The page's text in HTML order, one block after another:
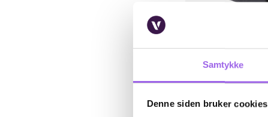
Samtykke
Denne siden bruker cookies
GEAR
Universal